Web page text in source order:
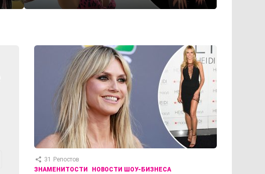
31
Репостов
ЗНАМЕНИТОСТИ
НОВОСТИ ШОУ-БИЗНЕСА